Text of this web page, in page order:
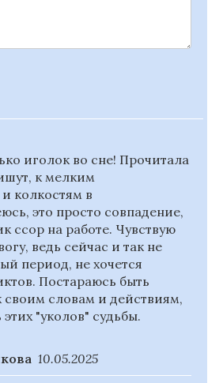
иголок во сне! Прочитала
к мелким
колкостям в
это просто совпадение,
ссор на работе. Чувствую
ведь сейчас и так не
период, не хочется
Постараюсь быть
своим словам и действиям,
"уколов" судьбы.
10.05.2025